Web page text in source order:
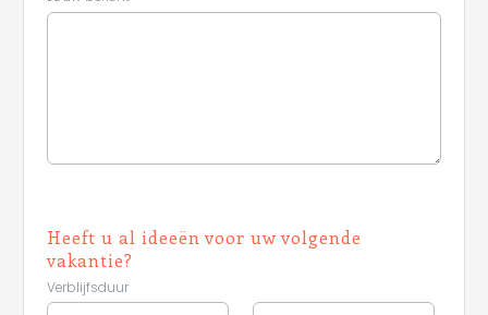
Heeft u al ideeën voor uw volgende
vakantie?
Verblijfsduur